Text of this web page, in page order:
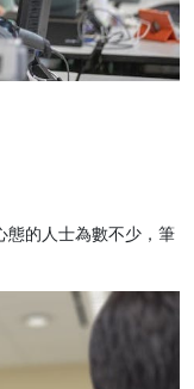
態的人士為數不少，筆